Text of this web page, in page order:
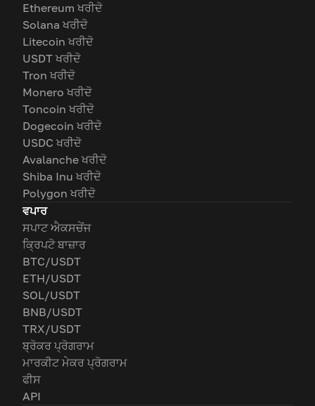
Ethereum ਖਰੀਦੋ
Solana ਖਰੀਦੋ
Litecoin ਖਰੀਦੋ
USDT ਖਰੀਦੋ
Tron ਖਰੀਦੋ
Monero ਖਰੀਦੋ
Toncoin ਖਰੀਦੋ
Dogecoin ਖਰੀਦੋ
USDC ਖਰੀਦੋ
Avalanche ਖਰੀਦੋ
Shiba Inu ਖਰੀਦੋ
Polygon ਖਰੀਦੋ
ਵਪਾਰ
ਸਪਾਟ ਐਕਸਚੇਂਜ
ਕ੍ਰਿਪਟੋ ਬਾਜ਼ਾਰ
BTC/USDT
ETH/USDT
SOL/USDT
BNB/USDT
TRX/USDT
ਬ੍ਰੋਕਰ ਪ੍ਰੋਗਰਾਮ
ਮਾਰਕੀਟ ਮੇਕਰ ਪ੍ਰੋਗਰਾਮ
ਫੀਸ
API